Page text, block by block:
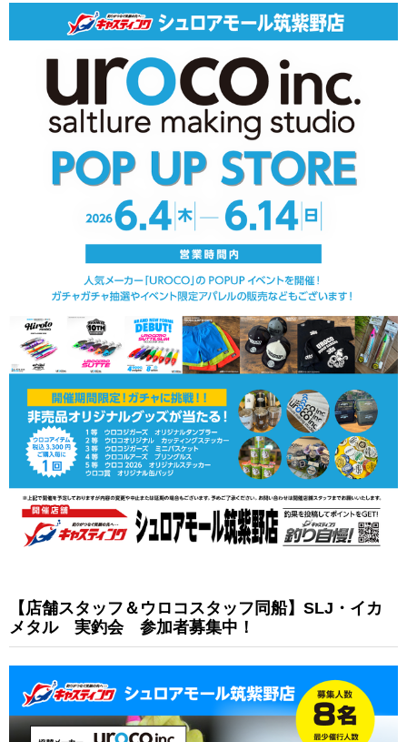
【店舗スタッフ＆ウロコスタッフ同船】SLJ・イカ
メタル 実釣会 参加者募集中！